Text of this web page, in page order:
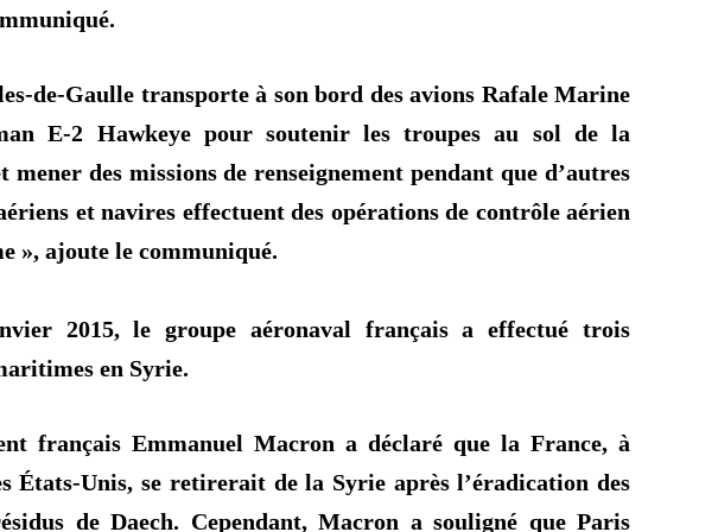
de-Gaulle transporte à son bord des avions Rafale Marine
E-2 Hawkeyepour soutenir les troupes au sol de la
mener des missions de renseignement pendant que d’autres
et navires effectuent des opérations de contrôle aérien
», ajoute le communiqué.
2015, le groupe aéronaval français a effectué trois
en Syrie.
français Emmanuel Macron a déclaré que la France, à
États-Unis, se retirerait de la Syrie après l’éradication des
de Daech. Cependant, Macron a souligné que Paris